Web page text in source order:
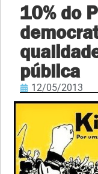
10% do
pública
12/05/2013